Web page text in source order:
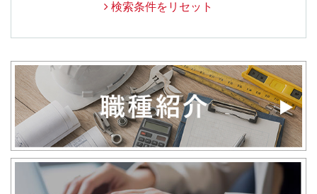
検索条件をリセット